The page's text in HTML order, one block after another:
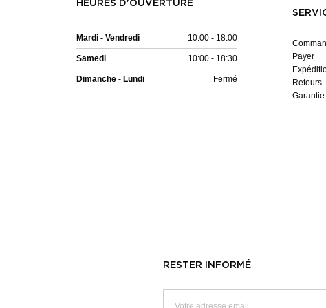
HEURES D'OUVERTURE
Mardi - Vendredi 10:00 - 18:00
Samedi 10:00 - 18:30
Dimanche - Lundi Fermé
Payer
Retours
Garantie
RESTER INFORMÉ